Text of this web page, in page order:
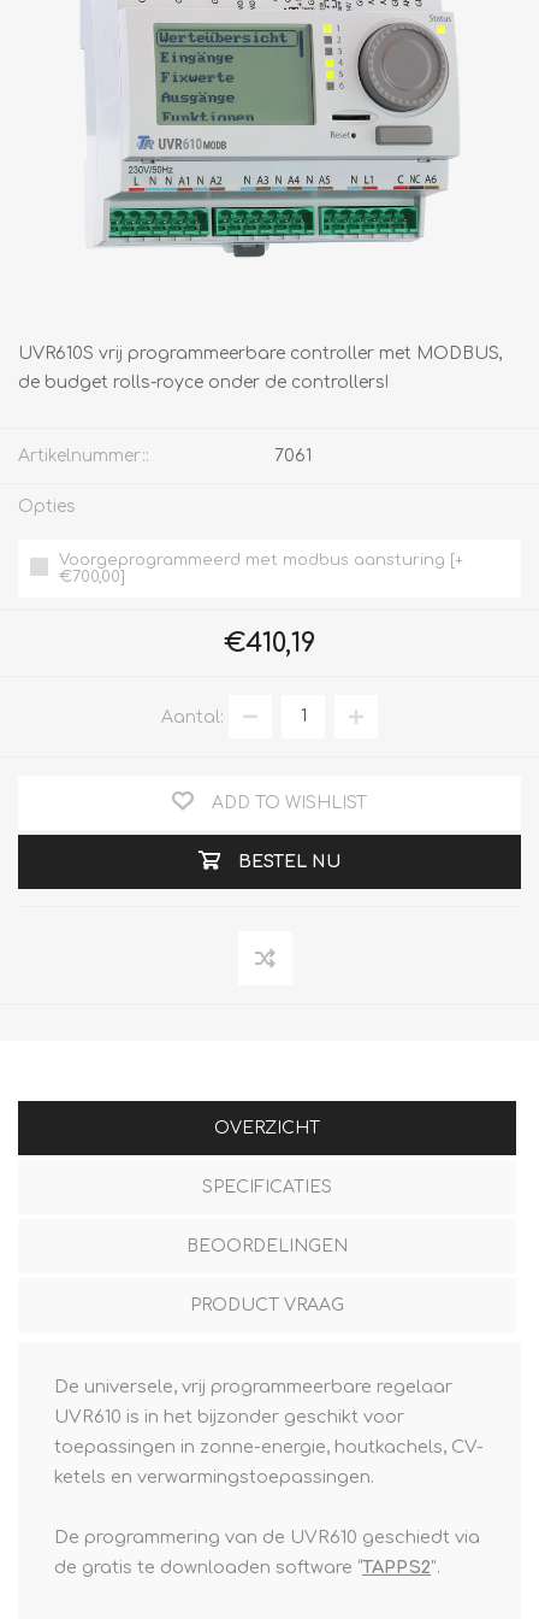
UVR610S vrij programmeerbare controller met MODBUS,
de budget rolls-royce onder de controllers!
Artikelnummer:: 7061
Opties
Voorgeprogrammeerd met modbus aansturing [+
€700,00]
€410,19
Aantal:
ADD TO WISHLIST
BESTEL NU
OVERZICHT
SPECIFICATIES
BEOORDELINGEN
PRODUCT VRAAG
De universele, vrij programmeerbare regelaar
UVR610 is in het bijzonder geschikt voor
toepassingen in zonne-energie, houtkachels, CV-
ketels en verwarmingstoepassingen.
De programmering van de UVR610 geschiedt via
de gratis te downloaden software “TAPPS2".